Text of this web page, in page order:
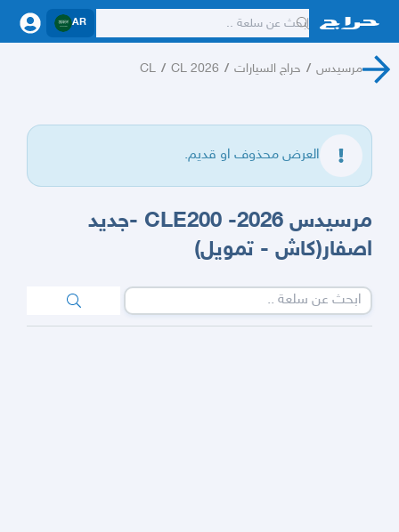
AR
مرسيدس / حراج السيارات /
CL 2026
/
CL
العرض محذوف او قديم.
مرسيدس CLE200 -2026 -جديد
اصفار(كاش - تمويل)